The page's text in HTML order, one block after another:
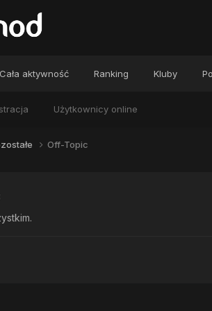
Użytkownicy online
Cała aktywność Ranking Kluby
Off-Topic